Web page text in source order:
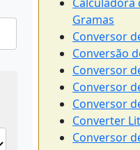
Gramas
Conversor
Conversão
Conversor
Conversor
Conversor
Converter
Conversor